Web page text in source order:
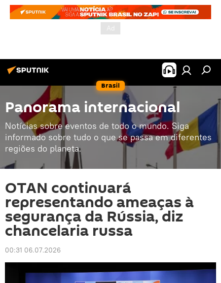
Brasil
Panorama internacional
Notícias sobre eventos de todo o mundo. Siga
informado sobre tudo o que se passa em diferentes
regiões do planeta.
OTAN continuará
representando ameaças à
segurança da Rússia, diz
chancelaria russa
00:31 06.07.2026